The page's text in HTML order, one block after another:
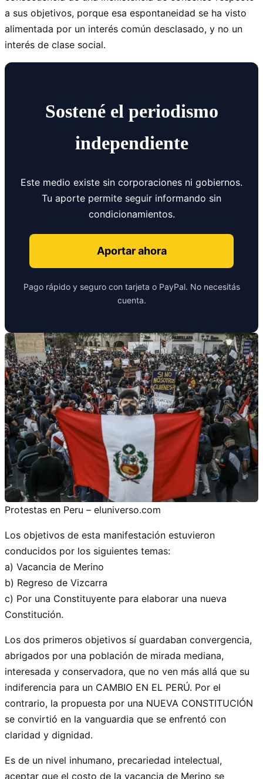
a sus objetivos, porque esa espontaneidad se ha visto
alimentada por un interés común desclasado, y no un
interés de clase social.
Sostené el periodismo
independiente
Este medio existe sin corporaciones ni gobiernos.
Tu aporte permite seguir informando sin
condicionamientos.
Aportar ahora
Pago rápido y seguro con tarjeta o PayPal. No necesitás
cuenta.
Protestas en Peru – eluniverso.com
Los objetivos de esta manifestación estuvieron
conducidos por los siguientes temas:
a) Vacancia de Merino
b) Regreso de Vizcarra
c) Por una Constituyente para elaborar una nueva
Constitución.
Los dos primeros objetivos sí guardaban convergencia,
abrigados por una población de mirada mediana,
interesada y conservadora, que no ven más allá que su
indiferencia para un CAMBIO EN EL PERÚ. Por el
contrario, la propuesta por una NUEVA CONSTITUCIÓN
se convirtió en la vanguardia que se enfrentó con
claridad y dignidad.
Es de un nivel inhumano, precariedad intelectual,
aceptar que el costo de la vacancia de Merino se